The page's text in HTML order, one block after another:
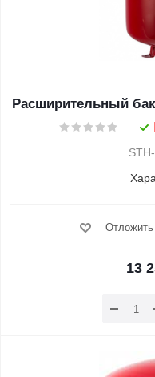
Расширительный
Отложить
13